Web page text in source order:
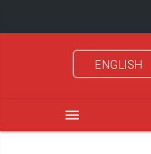
ENGLISH
menu